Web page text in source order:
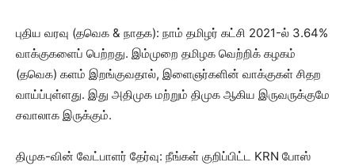
புதிய வரவு (தவெக & நாதக): நாம் தமிழர் கட்சி 2021-ல் 3.64%
வாக்குகளைப் பெற்றது. இம்முறை தமிழக வெற்றிக் கழகம்
(தவெக) களம் இறங்குவதால், இளைஞர்களின் வாக்குகள் சிதற
வாய்ப்புள்ளது. இது அதிமுக மற்றும் திமுக ஆகிய இருவருக்குமே
சவாலாக இருக்கும்.
திமுக-வின் வேட்பாளர் தேர்வு: நீங்கள் குறிப்பிட்ட KRN போஸ்